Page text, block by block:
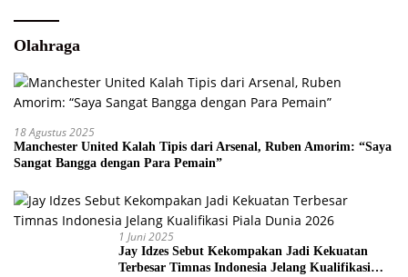
Olahraga
18 Agustus 2025
Manchester United Kalah Tipis dari Arsenal, Ruben Amorim: “Saya
Sangat Bangga dengan Para Pemain”
1 Juni 2025
Jay Idzes Sebut Kekompakan Jadi Kekuatan
Terbesar Timnas Indonesia Jelang Kualifikasi